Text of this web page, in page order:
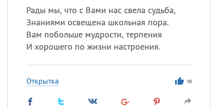
Рады мы, что с Вами нас свела судьба,
Знаниями освещена школьная пора.
Вам побольше мудрости, терпения
И хорошего по жизни настроения.
Открытка 98